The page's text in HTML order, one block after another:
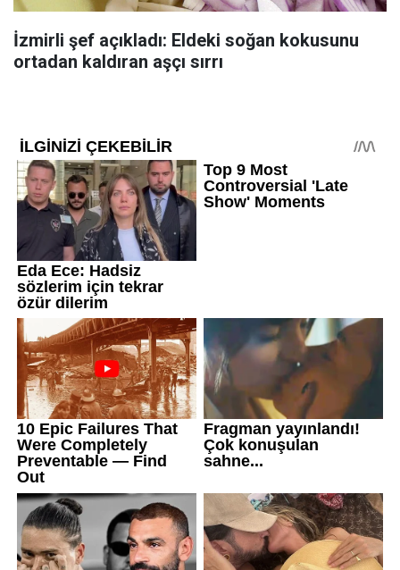
İzmirli şef açıkladı: Eldeki soğan kokusunu
ortadan kaldıran aşçı sırrı